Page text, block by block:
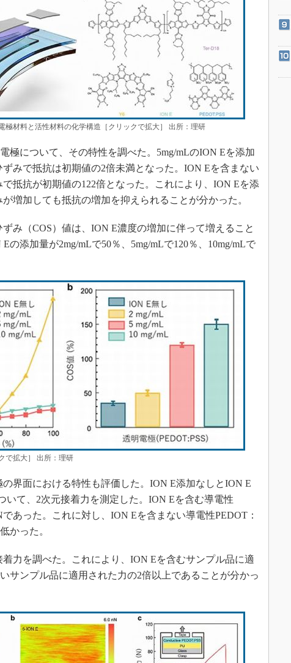
極材料と活性材料の化学構造［クリックで拡大］ 出所：理研
極について、その特性を調べた。5mg/mLのION Eを添加
みで抵抗は初期値の2倍未満となった。ION Eを含まない
抵抗が初期値の122倍となった。これにより、ION Eを添
増加しても抵抗の増加を抑えられることが分かった。
み（COS）値は、ION E濃度の増加に伴って増えること
の添加量が2mg/mLで50％、5mg/mLで120％、10mg/mLで
で拡大］ 出所：理研
界面における特性も評価した。ION E添加なしとION E
いて、2次元接着力を測定した。ION Eを含む導電性
であった。これに対し、ION Eを含まない導電性PEDOT：
かった。
力を調べた。これにより、ION Eを含むサンプル品に適
サンプル品に適用された力の2倍以上であることが分かっ